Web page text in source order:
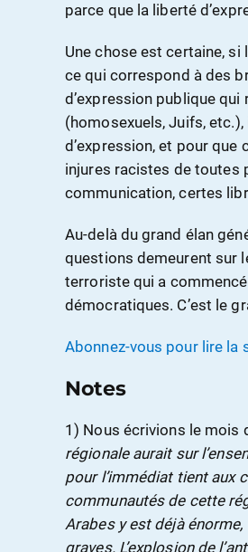
parce que la liberté
Une chose est certaine,
ce qui correspond à des
d’expression publique
(homosexuels, Juifs, etc.),
d’expression, et pour
injures racistes de toutes
communication, certes
Au-delà du grand élan
questions demeurent sur
terroriste qui a
démocratiques. C’est le
Abonnez-vous pour lire la
Notes
1) Nous écrivions le mois
régionale aurait sur
pour l’immédiat tient aux
communautés de cette
Arabes y est déjà
graves. L’explosion de